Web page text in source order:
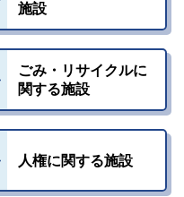
施設
ごみ・リサイクルに
関する施設
人権に関する施設